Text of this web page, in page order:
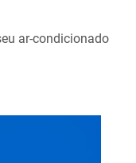
ar-condicionado